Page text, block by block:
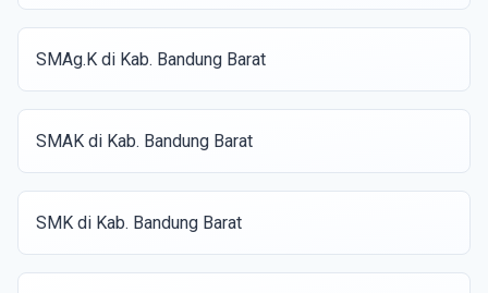
SMAg.K di Kab. Bandung Barat
SMAK di Kab. Bandung Barat
SMK di Kab. Bandung Barat